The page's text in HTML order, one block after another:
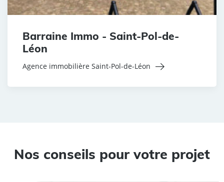
Barraine Immo - Saint-Pol-de-
Léon
Agence immobilière Saint-Pol-de-Léon
Nos conseils pour votre projet